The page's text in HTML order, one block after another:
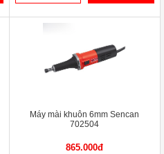
Máy mài khuôn 6mm Sencan
702504
865.000đ